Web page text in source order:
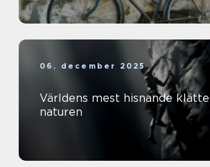
06. december 2025
Världens mest hisnande
naturen